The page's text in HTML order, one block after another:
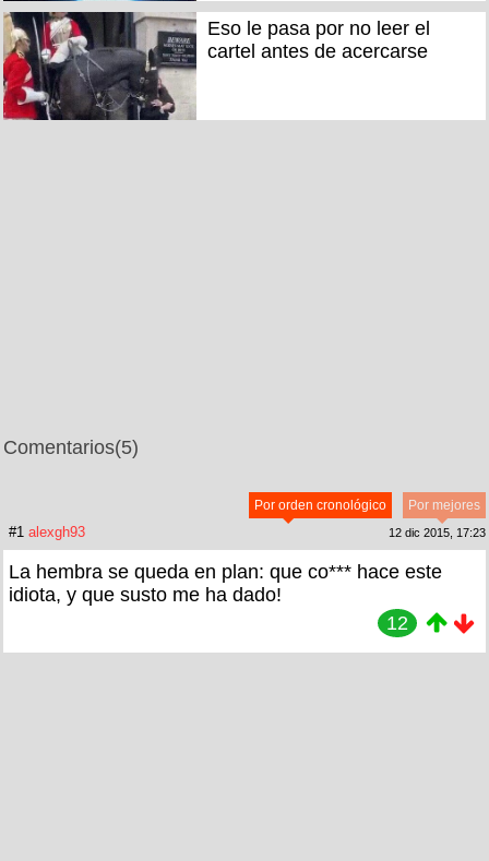
Eso le pasa por no leer el
cartel antes de acercarse
Comentarios(5)
Por mejores
Por orden cronológico
#1 alexgh93 12 dic 2015, 17:23
La hembra se queda en plan: que co*** hace este
idiota, y que susto me ha dado!
12